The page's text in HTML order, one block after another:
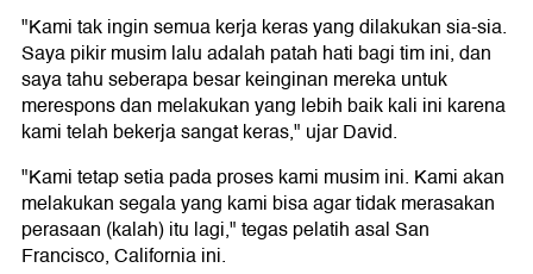
"Kami tak ingin semua kerja keras yang dilakukan sia-sia.
Saya pikir musim lalu adalah patah hati bagi tim ini, dan
saya tahu seberapa besar keinginan mereka untuk
merespons dan melakukan yang lebih baik kali ini karena
kami telah bekerja sangat keras," ujar David.
"Kami tetap setia pada proses kami musim ini. Kami akan
melakukan segala yang kami bisa agar tidak merasakan
perasaan (kalah) itu lagi," tegas pelatih asal San
Francisco, California ini.